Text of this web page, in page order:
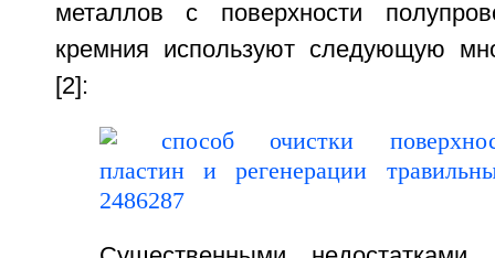
металлов с поверхности
кремния используют следующую
[2]: